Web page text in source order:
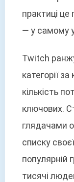
практиці це
— у самому
Twitch
категорії
кількість
ключових.
глядачами
списку
популярній
тисячі